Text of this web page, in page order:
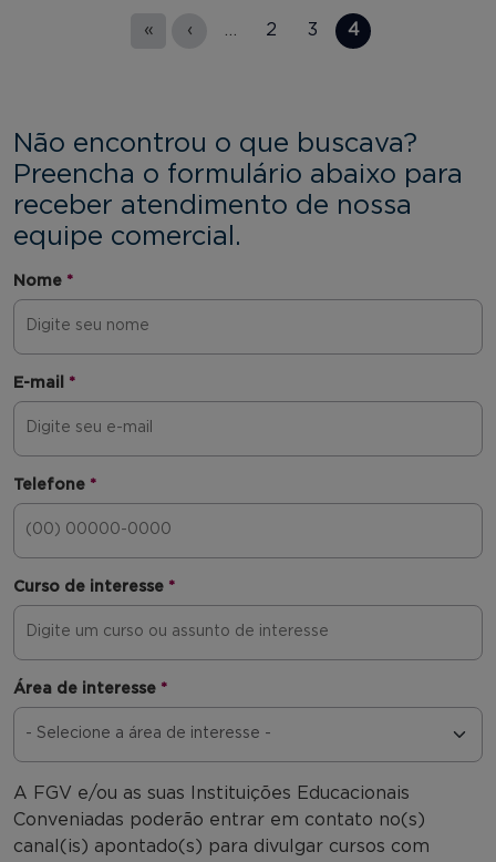
« ‹ 2 3 4
Não encontrou o que buscava?
Preencha o formulário abaixo para
receber atendimento de nossa
equipe comercial.
Nome *
E-mail *
Telefone *
Curso de interesse *
Área de interesse *
A FGV e/ou as suas Instituições Educacionais
Conveniadas poderão entrar em contato no(s)
canal(is) apontado(s) para divulgar cursos com